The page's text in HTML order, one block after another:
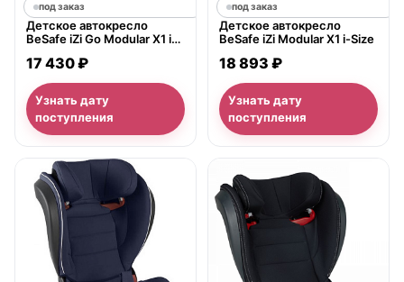
под заказ
Детское автокресло
BeSafe iZi Go Modular X1 i-
17 430 ₽
Узнать дату
поступления
под заказ
Детское автокресло
BeSafe iZi Modular X1 i-Size
18 893 ₽
Узнать дату
поступления